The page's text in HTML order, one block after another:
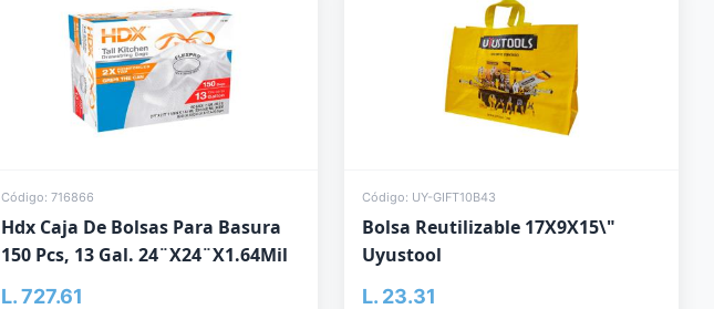
Código: 716866
Hdx Caja De Bolsas Para Basura
150 Pcs, 13 Gal. 24¨X24¨X1.64Mil
L. 727.61
Código: UY-GIFT10B43
Bolsa Reutilizable 17X9X15\"
Uyustool
L. 23.31